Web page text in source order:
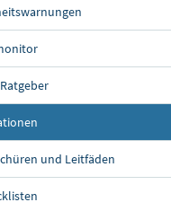
und Leitfäden